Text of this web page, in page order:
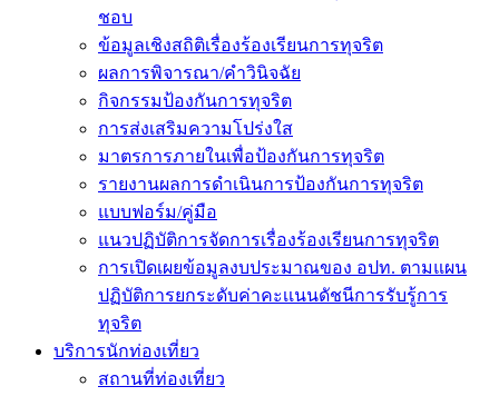
ชอบ
ข้อมูลเชิงสถิติเรื่องร้องเรียนการทุจริต
ผลการพิจารณา/คำวินิจฉัย
กิจกรรมป้องกันการทุจริต
การส่งเสริมความโปร่งใส
มาตรการภายในเพื่อป้องกันการทุจริต
รายงานผลการดำเนินการป้องกันการทุจริต
แบบฟอร์ม/คู่มือ
แนวปฏิบัติการจัดการเรื่องร้องเรียนการทุจริต
การเปิดเผยข้อมูลงบประมาณของ อปท. ตามแผน
ปฏิบัติการยกระดับค่าคะเเนนดัชนีการรับรู้การ
ทุจริต
บริการนักท่องเที่ยว
สถานที่ท่องเที่ยว